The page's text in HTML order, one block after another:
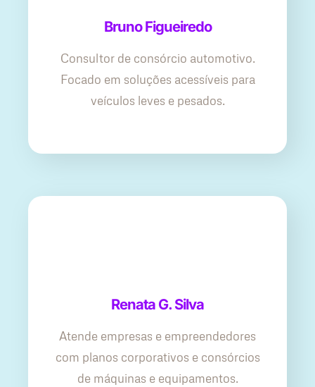
Bruno Figueiredo
Consultor de consórcio automotivo.
Focado em soluções acessíveis para
veículos leves e pesados.
Renata G. Silva
Atende empresas e empreendedores
com planos corporativos e consórcios
de máquinas e equipamentos.